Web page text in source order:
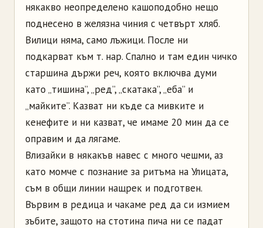
някакво неопределено кашоподобно нещо
поднесено в желязна чиния с четвърт хляб.
Вилици няма, само лъжици. После ни
подкарват към т. нар. Спално и там един чичко
старшина държи реч, която включва думи
като „тишина”, „ред”, „скатака”, „еба” и
„майките”. Казват ни къде са мивките и
кенефите и ни казват, че имаме 20 мин да се
оправим и да лягаме.
Влизайки в някакъв навес с много чешми, аз
като момче с познание за ритъма на Улицата,
съм в общи линии нащрек и подготвен.
Вървим в редица и чакаме ред да си измием
зъбите, защото на стотина пича ни се падат